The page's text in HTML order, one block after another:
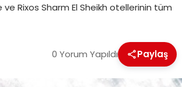
Rixos Sharm El Sheikh otellerinin tüm
0 Yorum Yapıldı Paylaş